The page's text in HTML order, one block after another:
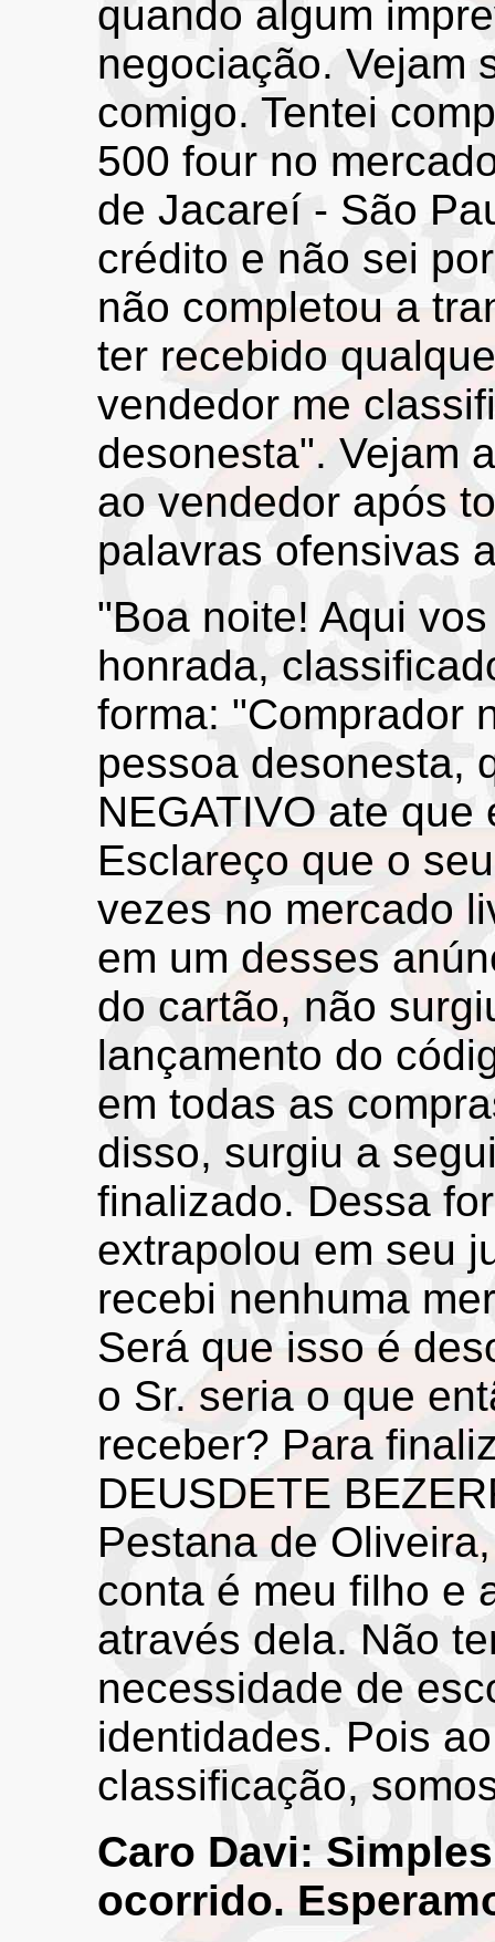
quando algum
negociação. Vejam
comigo. Tentei
500 four no
de Jacareí - São
crédito e não sei
não completou a
ter recebido
vendedor me
desonesta". Vejam
ao vendedor após
palavras ofensivas
"Boa noite! Aqui
honrada,
forma: "Comprador
pessoa desonesta,
NEGATIVO ate
Esclareço que o
vezes no mercado
em um desses
do cartão, não
lançamento do
em todas as
disso, surgiu a
finalizado. Dessa
extrapolou em seu
recebi nenhuma
Será que isso é
o Sr. seria o que
receber? Para
DEUSDETE
Pestana de
conta é meu filho e
através dela. Não
necessidade de
identidades. Pois
classificação,
Caro Davi:
ocorrido.